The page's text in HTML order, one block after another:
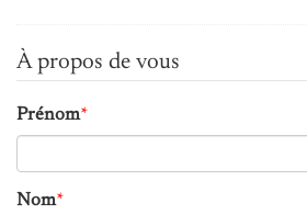
À propos de vous
Prénom*
Nom*